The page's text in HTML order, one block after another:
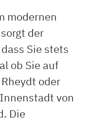
modernen
der
Sie stets
ob Sie auf
oder
von
Die